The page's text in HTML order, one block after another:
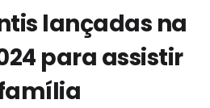
lançadas na
para assistir